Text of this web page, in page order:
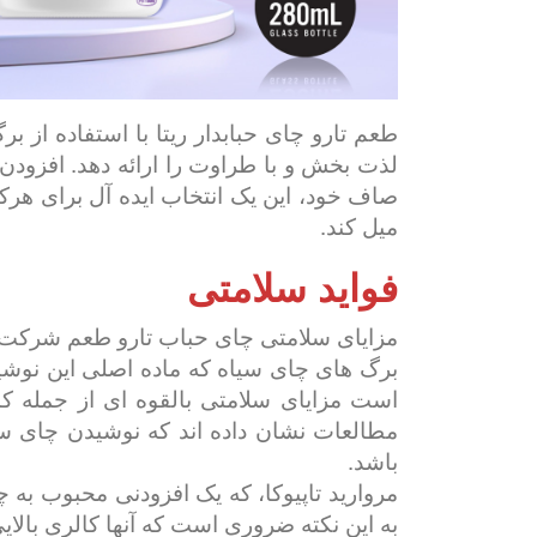
طعم تارو چای حبابدار ریتا با استفاده
لذت بخش و با طراوت را ارائه دهد.
صاف خود، این یک انتخاب ایده آل برای
میل کند.
فواید سلامتی
مزایای سلامتی چای حباب تارو طعم شرکت
برگ های چای سیاه که ماده اصلی این
است مزایای سلامتی بالقوه ای از
مطالعات نشان داده اند که نوشیدن
باشد.
مروارید تاپیوکا، که یک افزودنی
به این نکته ضروری است که آنها کالری